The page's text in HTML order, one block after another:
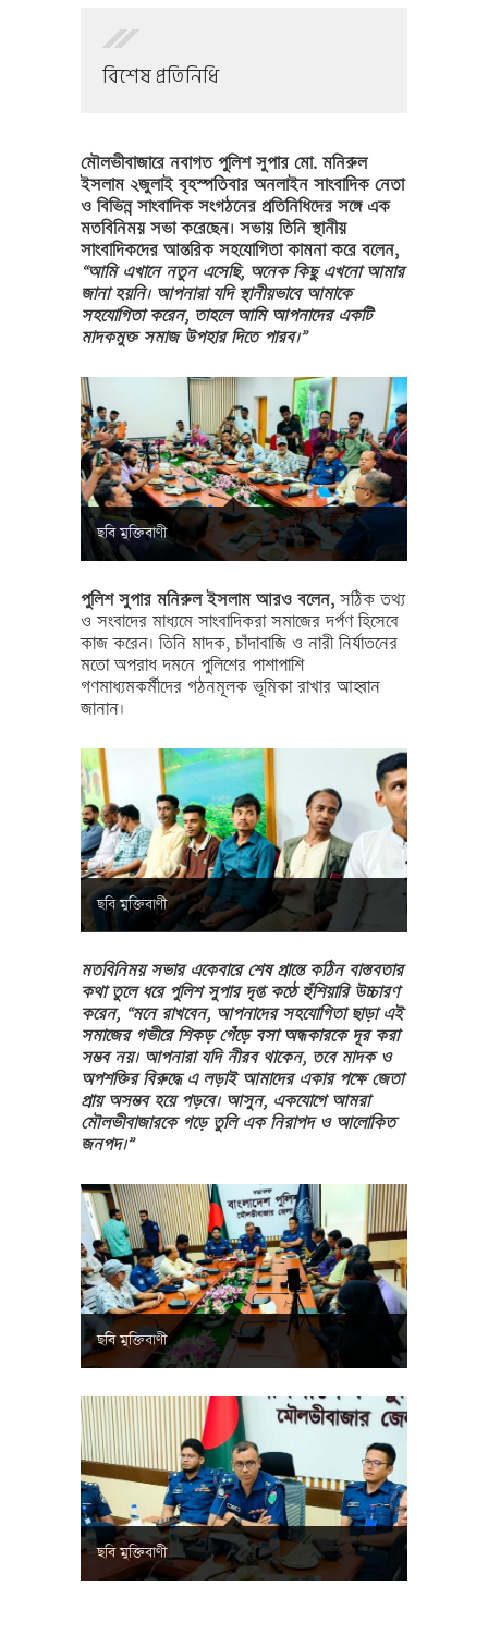
বিশেষ প্রতিনিধি
মৌলভীবাজারে নবাগত পুলিশ সুপার মো. মনিরুল
ইসলাম ২জুলাই বৃহস্পতিবার অনলাইন সাংবাদিক নেতা
ও বিভিন্ন সাংবাদিক সংগঠনের প্রতিনিধিদের সঙ্গে এক
মতবিনিময় সভা করেছেন। সভায় তিনি স্থানীয়
সাংবাদিকদের আন্তরিক সহযোগিতা কামনা করে বলেন,
“আমি এখানে নতুন এসেছি, অনেক কিছু এখনো আমার
জানা হয়নি। আপনারা যদি স্থানীয়ভাবে আমাকে
সহযোগিতা করেন, তাহলে আমি আপনাদের একটি
মাদকমুক্ত সমাজ উপহার দিতে পারব।”
ছবি মুক্তিবাণী
পুলিশ সুপার মনিরুল ইসলাম আরও বলেন, সঠিক তথ্য
ও সংবাদের মাধ্যমে সাংবাদিকরা সমাজের দর্পণ হিসেবে
কাজ করেন। তিনি মাদক, চাঁদাবাজি ও নারী নির্যাতনের
মতো অপরাধ দমনে পুলিশের পাশাপাশি
গণমাধ্যমকর্মীদের গঠনমূলক ভূমিকা রাখার আহ্বান
জানান।
ছবি মুক্তিবাণী
মতবিনিময় সভার একেবারে শেষ প্রান্তে কঠিন বাস্তবতার
কথা তুলে ধরে পুলিশ সুপার দৃপ্ত কণ্ঠে হুঁশিয়ারি উচ্চারণ
করেন, “মনে রাখবেন, আপনাদের সহযোগিতা ছাড়া এই
সমাজের গভীরে শিকড় গেঁড়ে বসা অন্ধকারকে দূর করা
সম্ভব নয়। আপনারা যদি নীরব থাকেন, তবে মাদক ও
অপশক্তির বিরুদ্ধে এ লড়াই আমাদের একার পক্ষে জেতা
প্রায় অসম্ভব হয়ে পড়বে। আসুন, একযোগে আমরা
মৌলভীবাজারকে গড়ে তুলি এক নিরাপদ ও আলোকিত
জনপদ।”
ছবি মুক্তিবাণী
ছবি মুক্তিবাণী